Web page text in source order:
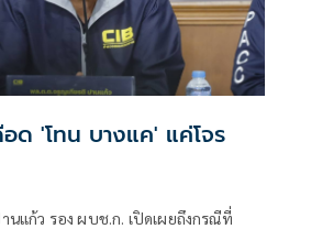
ด 'โทน บางแค' แค่โจร
นแก้ว รอง ผบช.ก. เปิดเผยถึงกรณีที่